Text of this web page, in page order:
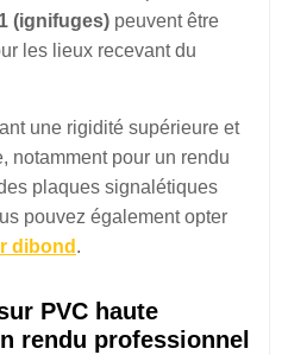
(ignifuges) peuvent être
les lieux recevant du
une rigidité supérieure et
notamment pour un rendu
plaques signalétiques
pouvez également opter
dibond .
PVC haute
rendu professionnel